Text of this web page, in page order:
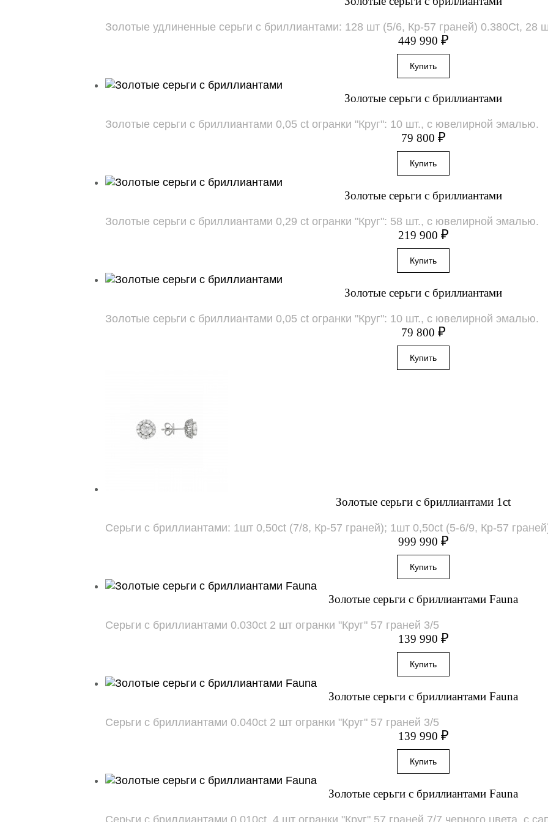
Золотые удлиненные серьги с бриллиантами: 128 шт (5/6, Кр-57 граней) 0.380Ct, 28
449 990 ₽
Золотые серьги с бриллиантами
Золотые серьги с бриллиантами 0,05 ct огранки "Круг": 10 шт., с ювелирной эмалью.
79 800 ₽
Золотые серьги с бриллиантами
Золотые серьги с бриллиантами 0,29 ct огранки "Круг": 58 шт., с ювелирной эмалью.
219 900 ₽
Золотые серьги с бриллиантами
Золотые серьги с бриллиантами 0,05 ct огранки "Круг": 10 шт., с ювелирной эмалью.
79 800 ₽
Золотые серьги с бриллиантами 1ct
Серьги с бриллиантами: 1шт 0,50ct (7/8, Кр-57 граней); 1шт 0,50ct (5-6/9, Кр-57
999 990 ₽
Золотые серьги с бриллиантами Fauna
Серьги с бриллиантами 0.030ct 2 шт огранки "Круг" 57 граней 3/5
139 990 ₽
Золотые серьги с бриллиантами Fauna
Серьги с бриллиантами 0.040ct 2 шт огранки "Круг" 57 граней 3/5
139 990 ₽
Золотые серьги с бриллиантами Fauna
Серьги с бриллиантами 0.010ct, 4 шт огранки "Круг" 57 граней 7/7 черного цвета, с